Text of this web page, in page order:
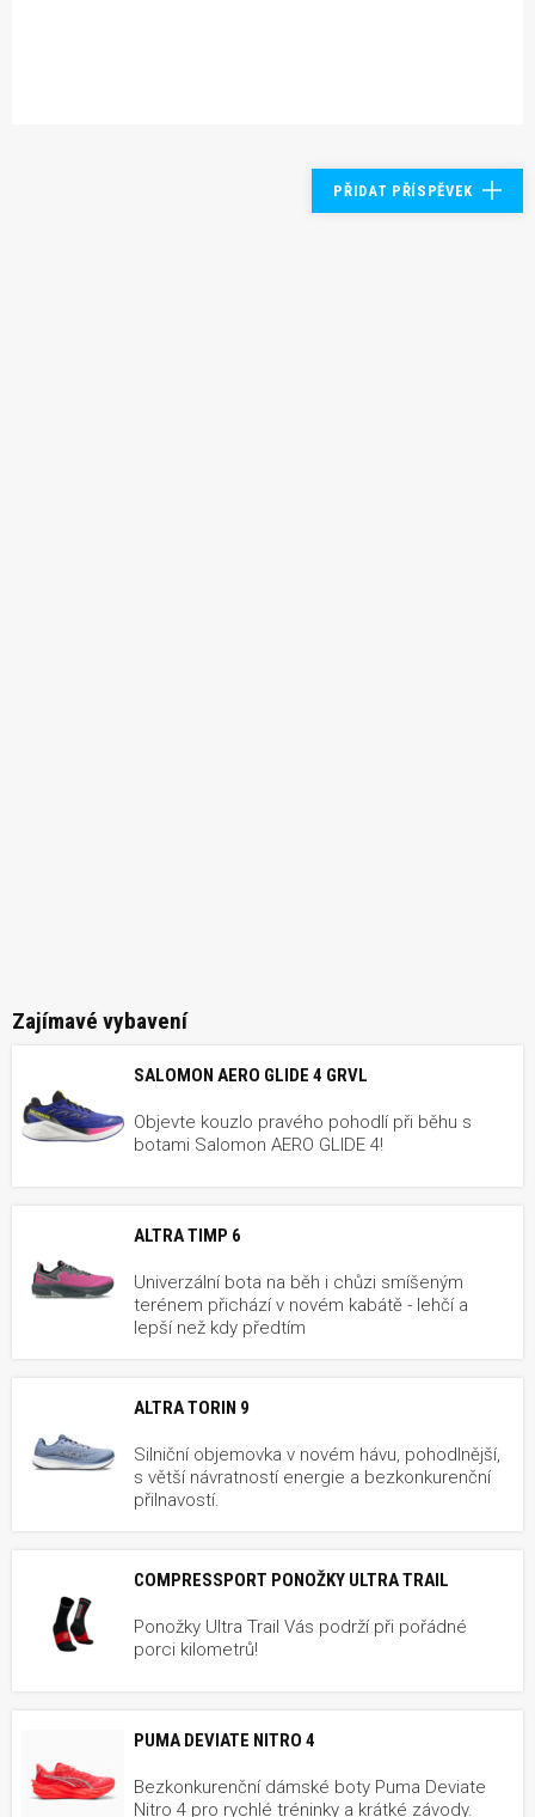
PŘIDAT PŘÍSPĚVEK
Zajímavé vybavení
SALOMON AERO GLIDE 4 GRVL
Objevte kouzlo pravého pohodlí při běhu s
botami Salomon AERO GLIDE 4!
ALTRA TIMP 6
Univerzální bota na běh i chůzi smíšeným
terénem přichází v novém kabátě - lehčí a
lepší než kdy předtím
ALTRA TORIN 9
Silniční objemovka v novém hávu, pohodlnější,
s větší návratností energie a bezkonkurenční
přilnavostí.
COMPRESSPORT PONOŽKY ULTRA TRAIL
Ponožky Ultra Trail Vás podrží při pořádné
porci kilometrů!
PUMA DEVIATE NITRO 4
Bezkonkurenční dámské boty Puma Deviate
Nitro 4 pro rychlé tréninky a krátké závody.